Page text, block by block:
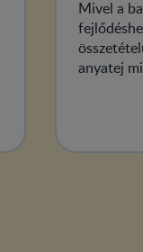
Mivel a
anyatej